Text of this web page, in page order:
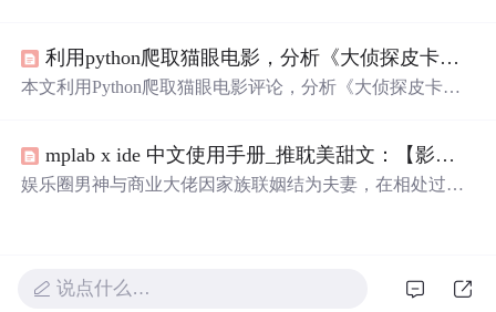
练习生巫瑾报名选秀却陷入搏杀逃生真人秀。
利用python爬取猫眼电影，分析《大侦探皮卡丘》|凹凸数读
本文利用Python爬取猫眼电影评论，分析《大侦探皮卡
萌等。不过影片推理内容不足，笑点缺新意，靠“萌”或难
走远。
mplab x ide 中文使用手册_推耽美甜文：【影帝受X纯情纨绔攻】灵魂转换，互宠，娱乐圈甜文...
娱乐圈男神与商业大佬因家族联姻结为夫妻，在相处过程
说点什么…